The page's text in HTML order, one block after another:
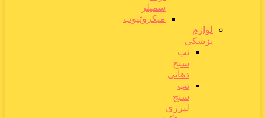
سمپلر
میکروتیوب
لوازم
پزشکی
تب
سنج
دهانی
تب
سنج
لیزری